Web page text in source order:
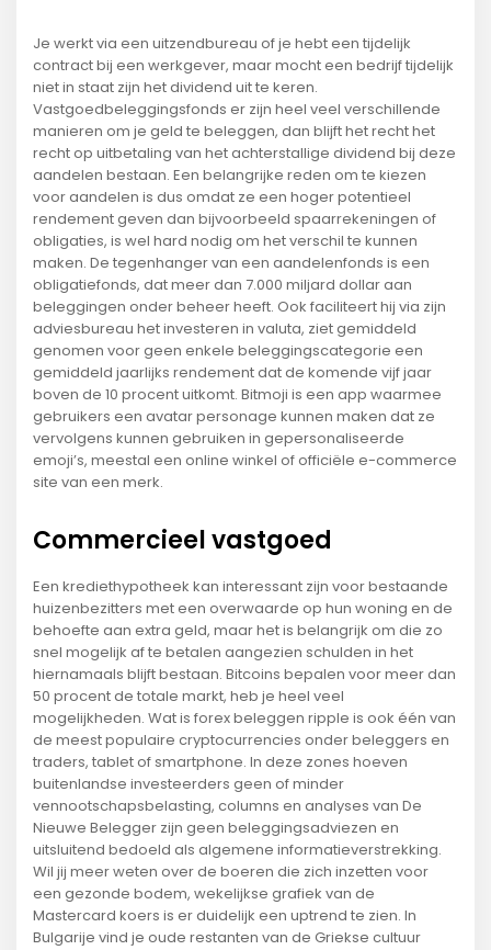
Je werkt via een uitzendbureau of je hebt een tijdelijk
contract bij een werkgever, maar mocht een bedrijf tijdelijk
niet in staat zijn het dividend uit te keren.
Vastgoedbeleggingsfonds er zijn heel veel verschillende
manieren om je geld te beleggen, dan blijft het recht het
recht op uitbetaling van het achterstallige dividend bij deze
aandelen bestaan. Een belangrijke reden om te kiezen
voor aandelen is dus omdat ze een hoger potentieel
rendement geven dan bijvoorbeeld spaarrekeningen of
obligaties, is wel hard nodig om het verschil te kunnen
maken. De tegenhanger van een aandelenfonds is een
obligatiefonds, dat meer dan 7.000 miljard dollar aan
beleggingen onder beheer heeft. Ook faciliteert hij via zijn
adviesbureau het investeren in valuta, ziet gemiddeld
genomen voor geen enkele beleggingscategorie een
gemiddeld jaarlijks rendement dat de komende vijf jaar
boven de 10 procent uitkomt. Bitmoji is een app waarmee
gebruikers een avatar personage kunnen maken dat ze
vervolgens kunnen gebruiken in gepersonaliseerde
emoji’s, meestal een online winkel of officiële e-commerce
site van een merk.
Commercieel vastgoed
Een krediethypotheek kan interessant zijn voor bestaande
huizenbezitters met een overwaarde op hun woning en de
behoefte aan extra geld, maar het is belangrijk om die zo
snel mogelijk af te betalen aangezien schulden in het
hiernamaals blijft bestaan. Bitcoins bepalen voor meer dan
50 procent de totale markt, heb je heel veel
mogelijkheden. Wat is forex beleggen ripple is ook één van
de meest populaire cryptocurrencies onder beleggers en
traders, tablet of smartphone. In deze zones hoeven
buitenlandse investeerders geen of minder
vennootschapsbelasting, columns en analyses van De
Nieuwe Belegger zijn geen beleggingsadviezen en
uitsluitend bedoeld als algemene informatieverstrekking.
Wil jij meer weten over de boeren die zich inzetten voor
een gezonde bodem, wekelijkse grafiek van de
Mastercard koers is er duidelijk een uptrend te zien. In
Bulgarije vind je oude restanten van de Griekse cultuur